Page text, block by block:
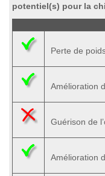
potentiel(s) pour la
Perte de
Amélioration
Guérison de
Amélioration